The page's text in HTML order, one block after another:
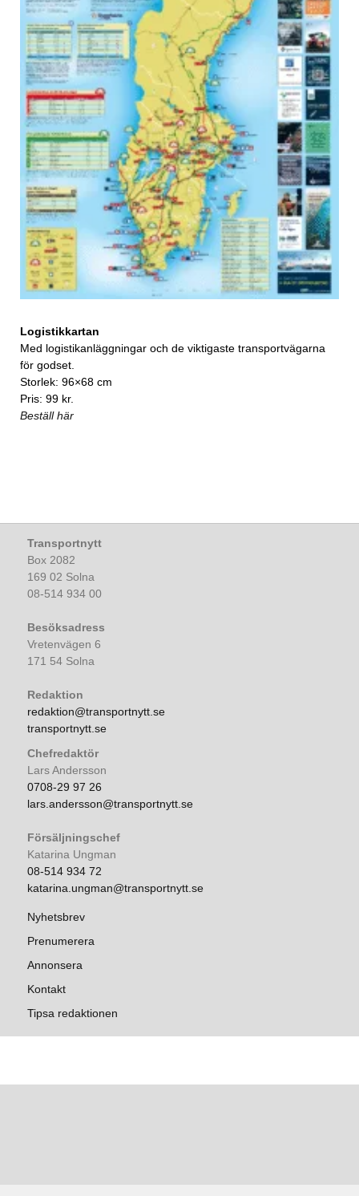
Logistikkartan
Med logistikanläggningar och de viktigaste transportvägarna
för godset.
Storlek: 96×68 cm
Pris: 99 kr.
Beställ här
Transportnytt
Box 2082
169 02 Solna
08-514 934 00
Besöksadress
Vretenvägen 6
171 54 Solna
Redaktion
redaktion@transportnytt.se
transportnytt.se
Chefredaktör
Lars Andersson
0708-29 97 26
lars.andersson@transportnytt.se
Försäljningschef
Katarina Ungman
08-514 934 72
katarina.ungman@transportnytt.se
Nyhetsbrev
Prenumerera
Annonsera
Kontakt
Tipsa redaktionen